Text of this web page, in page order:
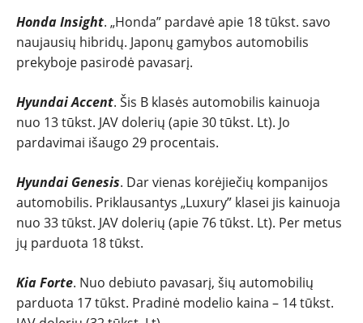
Honda Insight. „Honda” pardavė apie 18 tūkst. savo
naujausių hibridų. Japonų gamybos automobilis
prekyboje pasirodė pavasarį.
Hyundai Accent. Šis B klasės automobilis kainuoja
nuo 13 tūkst. JAV dolerių (apie 30 tūkst. Lt). Jo
pardavimai išaugo 29 procentais.
Hyundai Genesis. Dar vienas korėjiečių kompanijos
automobilis. Priklausantys „Luxury” klasei jis kainuoja
nuo 33 tūkst. JAV dolerių (apie 76 tūkst. Lt). Per metus
jų parduota 18 tūkst.
Kia Forte. Nuo debiuto pavasarį, šių automobilių
parduota 17 tūkst. Pradinė modelio kaina – 14 tūkst.